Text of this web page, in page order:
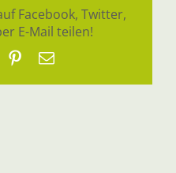
Facebook, Twitter,
E-Mail teilen!
Pinterest
E-